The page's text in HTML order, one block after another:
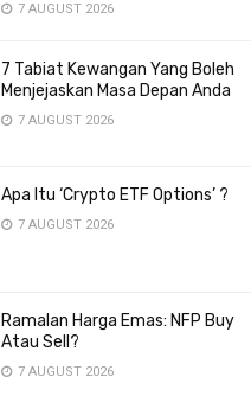
7 AUGUST 2026
7 Tabiat Kewangan Yang Boleh
Menjejaskan Masa Depan Anda
7 AUGUST 2026
Apa Itu ‘Crypto ETF Options’ ?
7 AUGUST 2026
Ramalan Harga Emas: NFP Buy
Atau Sell?
7 AUGUST 2026